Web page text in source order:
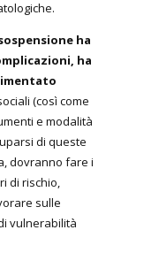
ha
ha
(così come
e modalità
di queste
dovranno fare i
di rischio,
sulle
vulnerabilità